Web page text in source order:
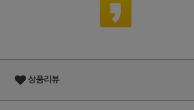
상품리뷰